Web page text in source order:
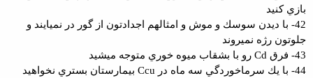
بازي كنيد
42- با ديدن سوسك و موش و امثالهم اجدادتون از گور در نميايند و
جلوتون رژه نميروند
43- فرق Cd رو با بشقاب ميوه خوري متوجه ميشيد
44- با يك سرماخوردگي سه ماه در Ccu بيمارستان بستري نخواهيد